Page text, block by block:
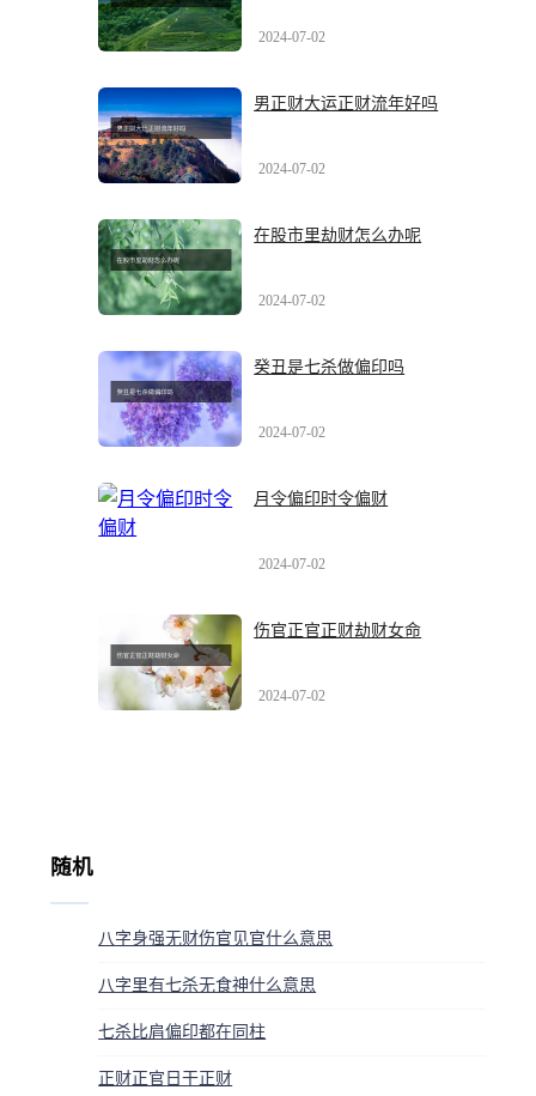
2024-07-02
男正财大运正财流年好吗
2024-07-02
在股市里劫财怎么办呢
2024-07-02
癸丑是七杀做偏印吗
2024-07-02
月令偏印时令偏财
2024-07-02
伤官正官正财劫财女命
2024-07-02
随机
八字身强无财伤官见官什么意思
八字里有七杀无食神什么意思
七杀比肩偏印都在同柱
正财正官日干正财